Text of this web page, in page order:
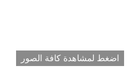
اضغط لمشاهدة كافة الصور